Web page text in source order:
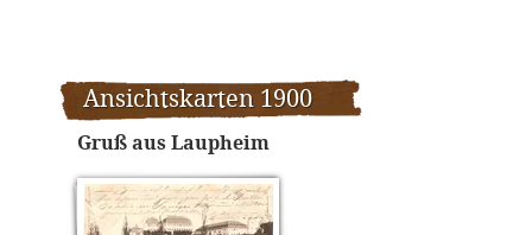
Ansichtskarten 1900
Gruß aus Laupheim